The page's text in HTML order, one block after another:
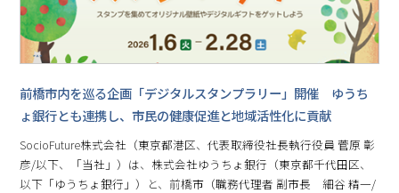
前橋市内を巡る企画「デジタルスタンプラリー」開催 ゆうち
ょ銀行とも連携し、市民の健康促進と地域活性化に貢献
SocioFuture株式会社（東京都港区、代表取締役社長執行役員 菅原 彰
彦/以下、「当社」）は、株式会社ゆうちょ銀行（東京都千代田区、
以下「ゆうちょ銀行」）と、前橋市（職務代理者 副市長 細谷 精一/